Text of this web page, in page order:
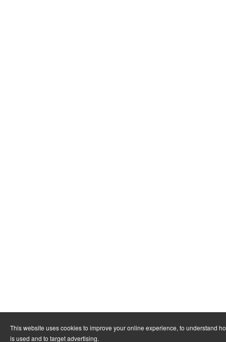
This website uses cookies to improve your online experience, to understand
is used and to target advertising.